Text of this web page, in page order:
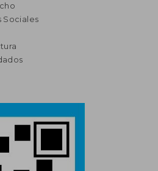
Sociales